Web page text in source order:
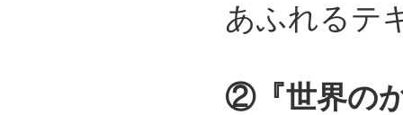
あふれるテ
②『世界の